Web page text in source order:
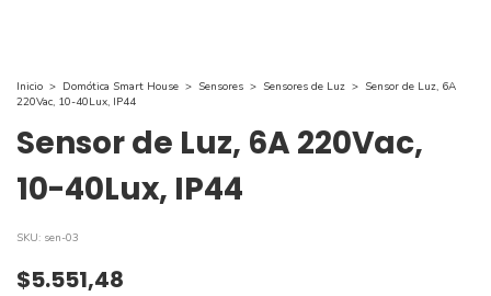
Inicio > Domótica Smart House > Sensores > Sensores de Luz > Sensor de Luz, 6A
220Vac, 10-40Lux, IP44
Sensor de Luz, 6A 220Vac,
10-40Lux, IP44
SKU: sen-03
$5.551,48